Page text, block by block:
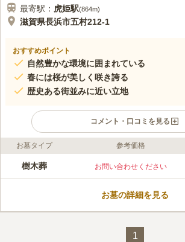
最寄駅： 虎姫駅(864m)
滋賀県長浜市五村212-1
おすすめポイント
自然豊かな環境に囲まれている
春には桜が美しく咲き誇る
歴史ある街並みに近い立地
コメント・口コミを見る
口コミ評価
この霊園はまだ誰からも評価されていません。
お墓タイプ 参考価格
樹木葬 お問い合わせください
お墓の詳細を見る
1